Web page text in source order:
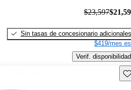
$23,597
Sin tasas de concesionario adicionales
$419/mes
Verif. disponibilidad